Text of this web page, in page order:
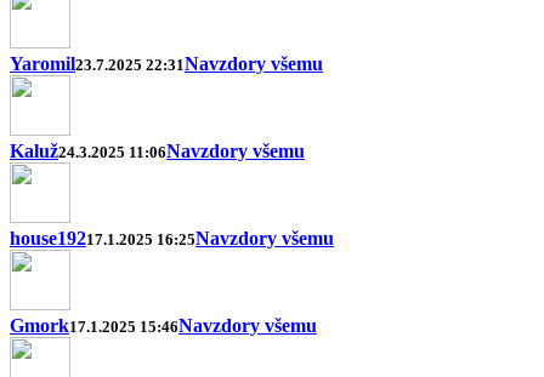
Yaromil23.7.2025 22:31Navzdory všemu
Kaluž24.3.2025 11:06Navzdory všemu
house19217.1.2025 16:25Navzdory všemu
Gmork17.1.2025 15:46Navzdory všemu